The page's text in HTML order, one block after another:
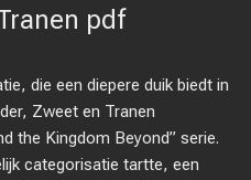
pdf
die een diepere duik biedt in
Zweet en Tranen
the Kingdom Beyond” serie.
categorisatie tartte, een